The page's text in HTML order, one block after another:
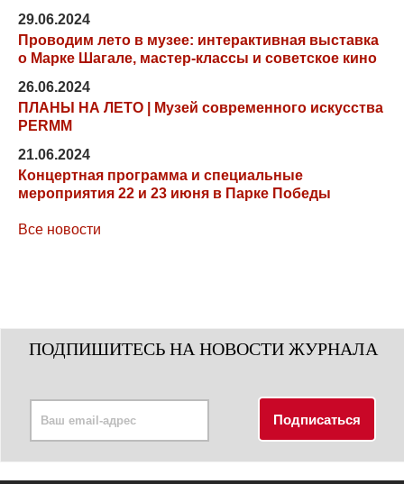
29.06.2024
Проводим лето в музее: интерактивная выставка
о Марке Шагале, мастер-классы и советское кино
26.06.2024
ПЛАНЫ НА ЛЕТО | Музей современного искусства
PERMM
21.06.2024
Концертная программа и специальные
мероприятия 22 и 23 июня в Парке Победы
Все новости
ПОДПИШИТЕСЬ НА НОВОСТИ ЖУРНАЛА